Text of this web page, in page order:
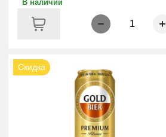
В наличии
1
Скидка